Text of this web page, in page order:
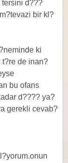
tersini d???
bir kl?
ki
t?re de inan?
bu ofans
d???? ya?
gerekli cevab?